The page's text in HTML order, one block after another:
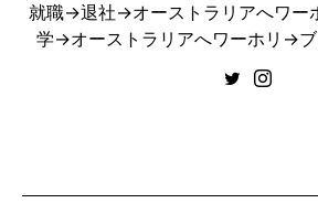
就職→退社→オーストラリアへワー
学→オーストラリアへワーホリ→ブ